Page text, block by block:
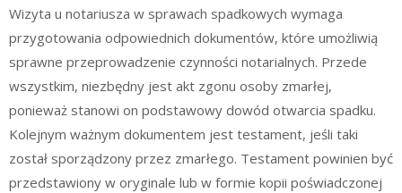
Wizyta u notariusza w sprawach spadkowych wymaga
przygotowania odpowiednich dokumentów, które umożliwią
sprawne przeprowadzenie czynności notarialnych. Przede
wszystkim, niezbędny jest akt zgonu osoby zmarłej,
ponieważ stanowi on podstawowy dowód otwarcia spadku.
Kolejnym ważnym dokumentem jest testament, jeśli taki
został sporządzony przez zmarłego. Testament powinien być
przedstawiony w oryginale lub w formie kopii poświadczonej